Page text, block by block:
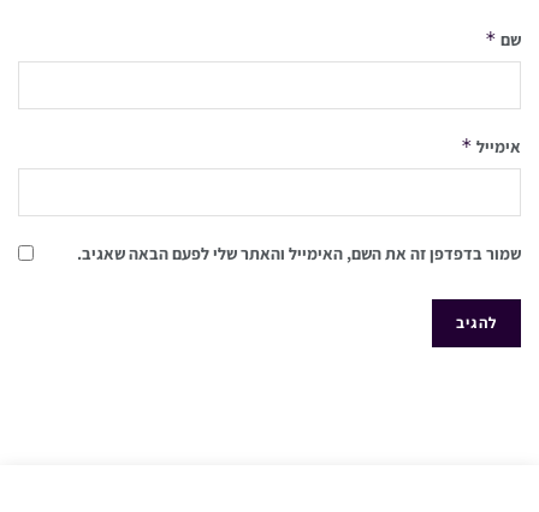
שם *
אימייל *
שמור בדפדפן זה את השם, האימייל והאתר שלי לפעם הבאה שאגיב.